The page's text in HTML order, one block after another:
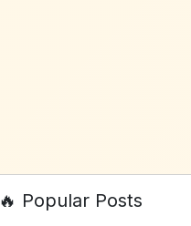
🔥 Popular Posts